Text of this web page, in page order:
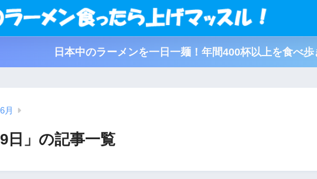
日本中のラーメンを一日一麺！年間400杯以上を食べ
6月
9日」の記事一覧